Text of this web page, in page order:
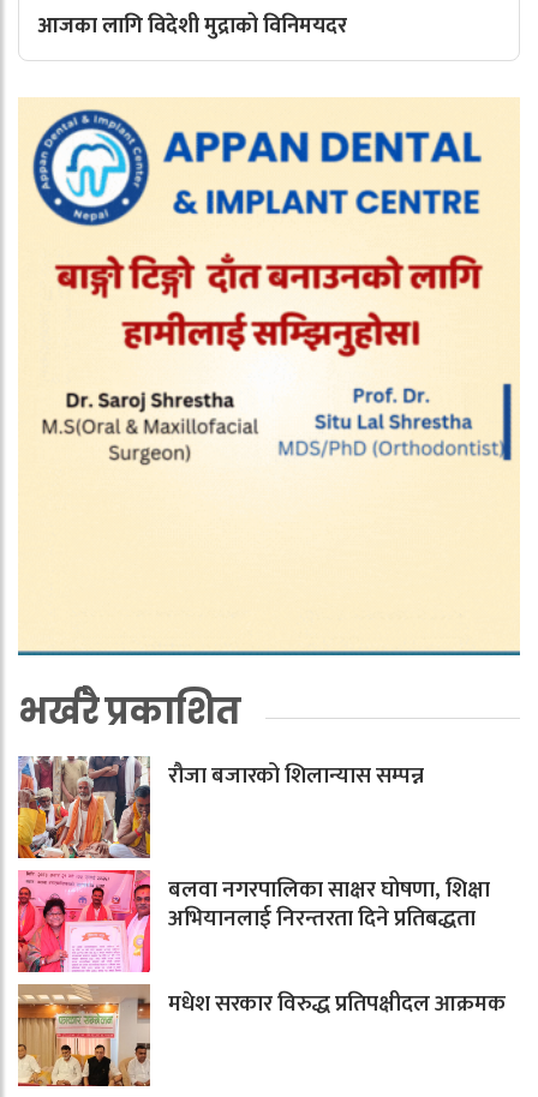
आजका लागि विदेशी मुद्राको विनिमयदर
भर्खरै प्रकाशित
रौजा बजारको शिलान्यास सम्पन्न
बलवा नगरपालिका साक्षर घोषणा, शिक्षा
अभियानलाई निरन्तरता दिने प्रतिबद्धता
मधेश सरकार विरुद्ध प्रतिपक्षीदल आक्रमक